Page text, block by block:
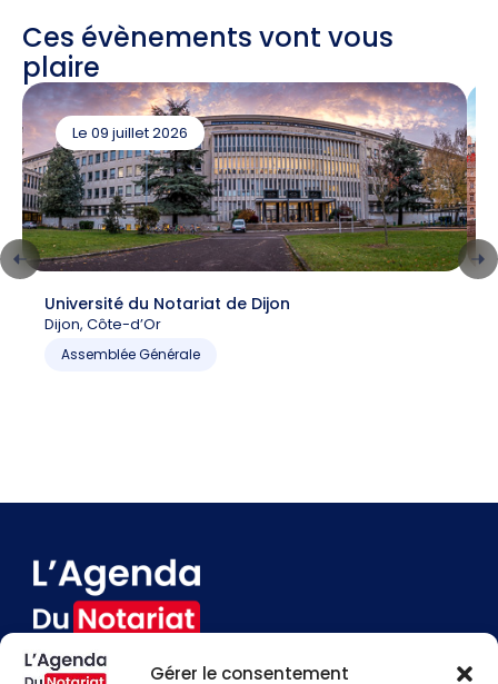
Gérer le consentement
Ces évènements vont vous
plaire
Le 09 juillet 2026
Université du Notariat de Dijon
Dijon, Côte-d’Or
Assemblée Générale